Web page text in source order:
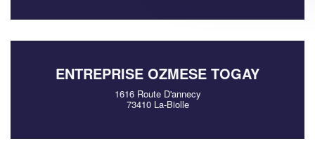
ENTREPRISE OZMESE TOGAY
1616 Route D'annecy
73410 La-Biolle